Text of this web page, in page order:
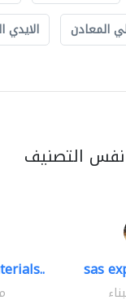
المعادن الايدي
نفس التصنيف
sas